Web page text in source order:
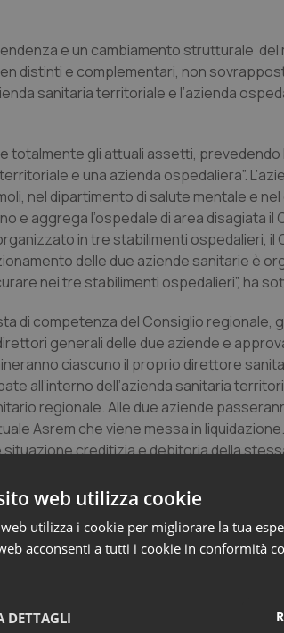
e un cambiamento strutturale del
distinti e complementari, non
sanitaria territoriale e l’azienda
totalmente gli attuali assetti, prevedendo
e una azienda ospedaliera”.
nel dipartimento di salute mentale e
aggrega l’ospedale di area disagiata il
in tre stabilimenti ospedalieri, il
delle due aziende sanitarie è
nei tre stabilimenti ospedalieri”, ha
di competenza del Consiglio regionale,
generali delle due aziende e
ciascuno il proprio direttore
all’interno dell’azienda sanitaria
regionale. Alle due aziende
Asrem che viene messa in
creditizia e debitoria della
regionale, “finalmente”, il
– ha precisato il presidente –, sempre
formativa della Facoltà di
discipline previste nel corso di laurea
alla Giunta saranno in capo alla
web utilizza cookie
utilizza i cookie per migliorare la tua
acconsenti a tutti i cookie in conformità
DETTAGLI